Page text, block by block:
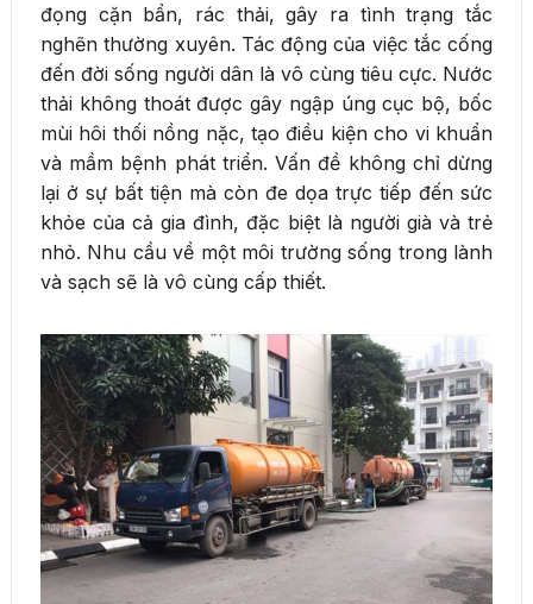
đọng cặn bẩn, rác thải, gây ra tình trạng tắc
nghẽn thường xuyên. Tác động của việc tắc cống
đến đời sống người dân là vô cùng tiêu cực. Nước
thải không thoát được gây ngập úng cục bộ, bốc
mùi hôi thối nồng nặc, tạo điều kiện cho vi khuẩn
và mầm bệnh phát triển. Vấn đề không chỉ dừng
lại ở sự bất tiện mà còn đe dọa trực tiếp đến sức
khỏe của cả gia đình, đặc biệt là người già và trẻ
nhỏ. Nhu cầu về một môi trường sống trong lành
và sạch sẽ là vô cùng cấp thiết.